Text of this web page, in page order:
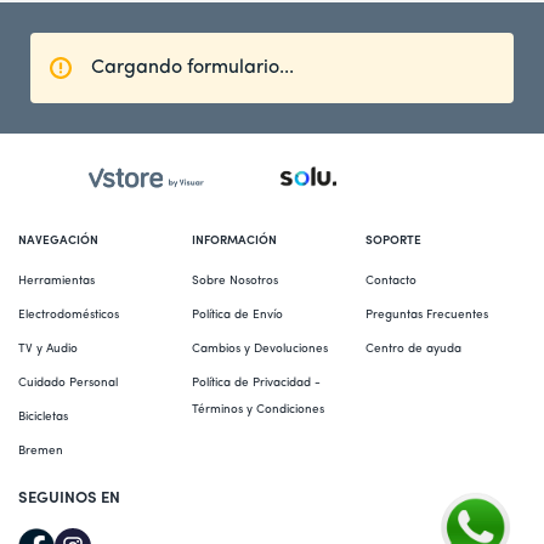
Cargando formulario...
NAVEGACIÓN
Herramientas
Electrodomésticos
TV y Audio
Cuidado Personal
Bicicletas
Bremen
INFORMACIÓN
Sobre Nosotros
Política de Envío
Cambios y Devoluciones
Política de Privacidad -
Términos y Condiciones
SOPORTE
Contacto
Preguntas Frecuentes
Centro de ayuda
SEGUINOS EN